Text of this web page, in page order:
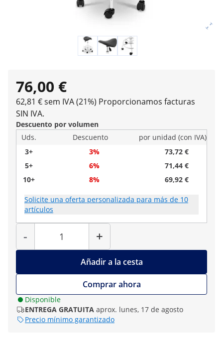
76,00 €
62,81 € sem IVA (21%) Proporcionamos facturas
SIN IVA.
Descuento por volumen
Uds.
Descuento
por unidad (con IVA)
3+
3%
73,72 €
5+
6%
71,44 €
10+
8% 69,92 €
Solicite una oferta personalizada para más de 10
artículos
-
Cantidad
+
Añadir a la cesta
Comprar ahora
Disponible
ENTREGA GRATUITA aprox. lunes, 17 de agosto
Precio mínimo garantizado